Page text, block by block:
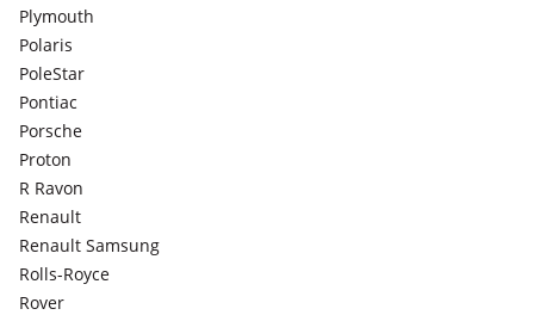
Plymouth
Polaris
PoleStar
Pontiac
Porsche
Proton
R Ravon
Renault
Renault Samsung
Rolls-Royce
Rover